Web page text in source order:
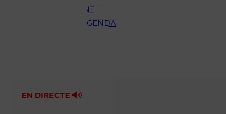
AMBIENT
AGENDA
Fes-te'n soci!
EN DIRECTE